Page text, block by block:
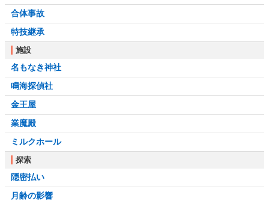
合体事故
特技継承
施設
名もなき神社
鳴海探偵社
金王屋
業魔殿
ミルクホール
探索
隠密払い
月齢の影響